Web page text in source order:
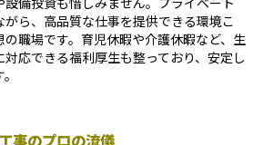
ら、高品質な仕事を提供できる環境こ
職場です。育児休暇や介護休暇など、生
応できる福利厚生も整っており、安定し